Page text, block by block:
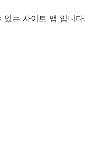
있는 사이트 맵 입니다.